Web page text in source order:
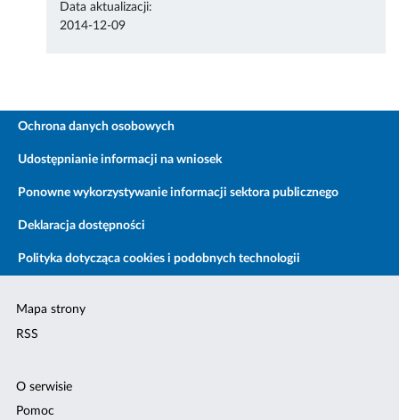
Data aktualizacji:
2014-12-09
Ochrona danych osobowych
Udostępnianie informacji na wniosek
Ponowne wykorzystywanie informacji sektora publicznego
Deklaracja dostępności
Polityka dotycząca cookies i podobnych technologii
Mapa strony
RSS
O serwisie
Pomoc